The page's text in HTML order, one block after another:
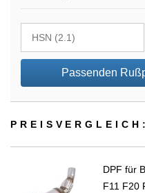
Passenden
PREIS­VER­GLEICH:
DPF für
F11 F20